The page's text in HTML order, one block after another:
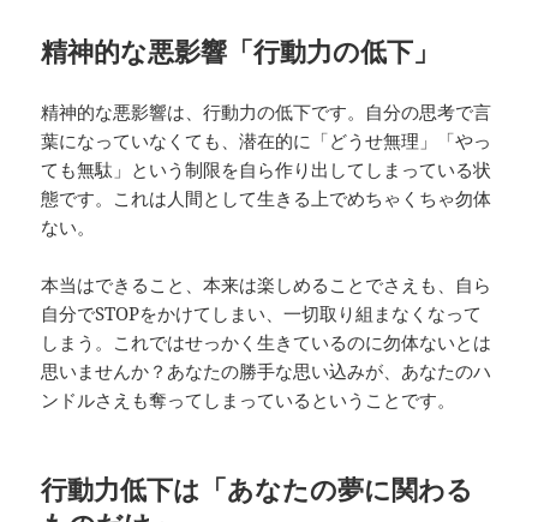
精神的な悪影響「行動力の低下」
精神的な悪影響は、行動力の低下です。自分の思考で言
葉になっていなくても、潜在的に「どうせ無理」「やっ
ても無駄」という制限を自ら作り出してしまっている状
態です。これは人間として生きる上でめちゃくちゃ勿体
ない。
本当はできること、本来は楽しめることでさえも、自ら
自分でSTOPをかけてしまい、一切取り組まなくなって
しまう。これではせっかく生きているのに勿体ないとは
思いませんか？あなたの勝手な思い込みが、あなたのハ
ンドルさえも奪ってしまっているということです。
行動力低下は「あなたの夢に関わる